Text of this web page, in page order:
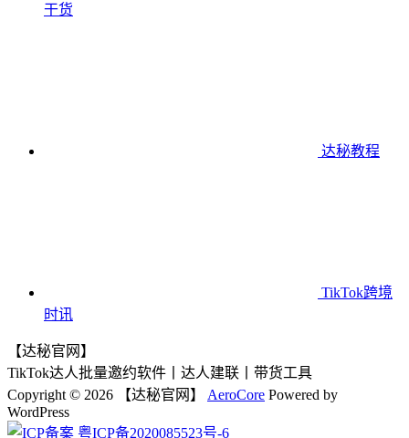
干货
达秘教程
TikTok跨境
时讯
【达秘官网】
TikTok达人批量邀约软件丨达人建联丨带货工具
Copyright © 2026 【达秘官网】 AeroCore Powered by
WordPress
粤ICP备2020085523号-6